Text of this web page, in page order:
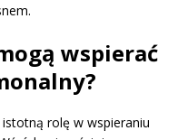
wspierać
rolę w wspieraniu